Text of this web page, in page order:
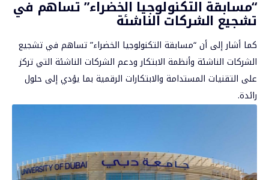
“مسابقة التكنولوجيا الخضراء” تساهم في
تشجيع الشركات الناشئة
كما أشار إلى أن “مسابقة التكنولوجيا الخضراء” تساهم في تشجيع
الشركات الناشئة وأنظمة الابتكار ودعم الشركات الناشئة التي تركز
على التقنيات المستدامة والابتكارات الرقمية بما يؤدي إلى حلول
رائدة.